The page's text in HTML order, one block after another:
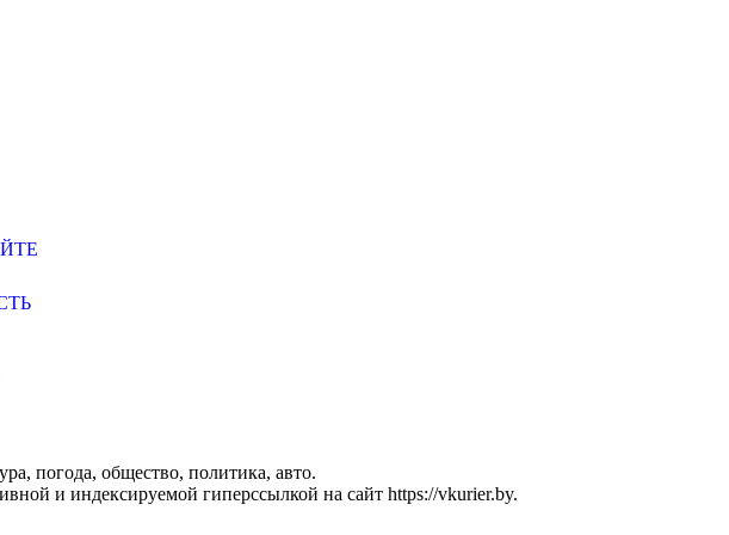
погода, общество, политика, авто.
и индексируемой гиперссылкой на сайт https://vkurier.by.